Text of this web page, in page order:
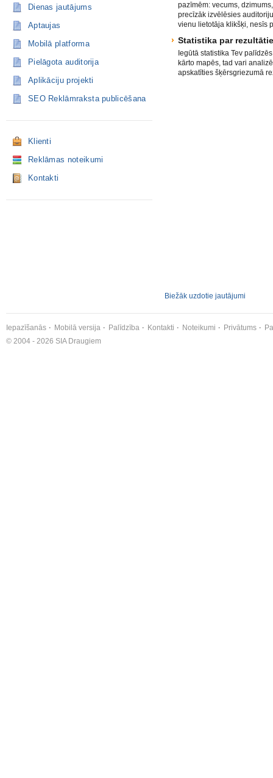
Dienas jautājums
Aptaujas
Mobilā platforma
Pielāgota auditorija
Aplikāciju projekti
SEO Reklāmraksta publicēšana
Klienti
Reklāmas noteikumi
Kontakti
pazīmēm: vecums,
precīzāk izvēlēsies
vienu lietotāja klikšķi, nesīs
Statistika par
Iegūtā statistika Tev
kārto mapēs, tad vari
apskatīties šķērsgriezumā
Biežāk uzdotie jautājumi
Iepazīšanās Mobilā versija Palīdzība Kontakti Noteikumi Privātums
© 2004 - 2026 SIA Draugiem